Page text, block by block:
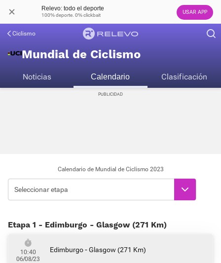
Relevo: todo el deporte
100% deporte. 0% clickbait USAR APP
Ciclismo
Mundial de Ciclismo
Noticias Calendario Clasificación
Calendario de Mundial de Ciclismo 2023
Seleccionar etapa
Etapa 1 - Edimburgo - Glasgow (271 Km)
10:40
06/08/23
Edimburgo - Glasgow (271 Km)